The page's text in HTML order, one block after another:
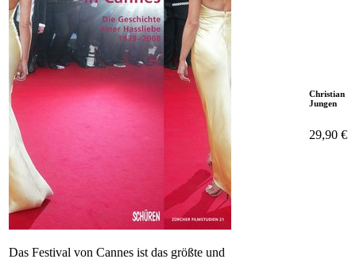
Das Festival von Cannes ist das größte und
Christian
Jungen
29,90 €